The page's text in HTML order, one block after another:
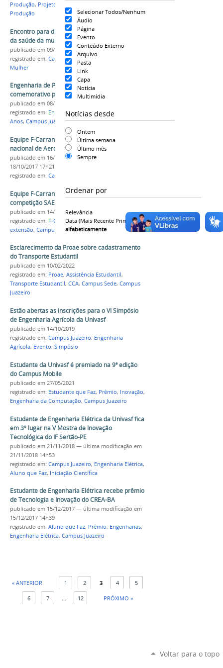
Selecionar Todos/Nenhum
Áudio
Página
Evento
Conteúdo Externo
Arquivo
Pasta
Link
Capa
Notícia
Multimídia
Notícias desde
Ontem
Última semana
Último mês
Sempre
Ordenar por
Relevância
Data (mais Recente Primeiro)
alfabeticamente
Produção, Projeto de Extensão
Produção
Encontro para discutir prevenção e segurança
da saúde da mulher começa hoje (9) na Univasf
publicado em 09/10/2018
registrado em: Campus Juazeiro , Evento
Mulher
Engenharia de Produção realiza evento
comemorativo pelos 15 anos do curso
publicado em 08/11/2019
registrado em: Engenharia de Produção,
Anos, Campus Juazeiro
Equipe F-Carranca participará de competição
nacional de AeroDesign
publicado em 16/10/2017 —última modificação
18/10/2017 17h21
registrado em: Campus Juazeiro
Equipe F-Carranca participou da 19ª edição da
competição SAE-Brasil Aero Design
publicado em 14/11/2017
registrado em: F-Carranca, Engenharias,Projeto de
extensão, Campus Juazeiro
Esclarecimento da Proae sobre cadastramento
do Transporte Estudantil
publicado em 10/02/2022
registrado em: Proae, Assistência Estudantil,
Transporte Estudantil, CCA, Campus Sede, Campus
Juazeiro
Estão abertas as inscrições para o VI Simpósio
de Engenharia Agrícola da Univasf
publicado em 14/10/2019
registrado em: Campus Juazeiro, Engenharia
Agrícola, Evento, Simpósio
Estudante da Univasf é premiado na 9ª edição
do Campus Mobile
publicado em 27/05/2021
registrado em: Estudante que Faz, Prêmio, Inovação,
Engenharia da Computação, Campus Juazeiro
Estudante de Engenharia Elétrica da Univasf fica
em 3º lugar na V Mostra de Inovação
Tecnológica do IF Sertão-PE
publicado em 21/11/2018 — última modificação em
21/11/2018 14h53
registrado em: Campus Juazeiro, Engenharia Elétrica,
Aluno que Faz, Iniciação Científica
Estudante de Engenharia Elétrica recebe prêmio
de Tecnologia e Inovação do CREA-BA
publicado em 15/12/2017 — última modificação em
15/12/2017 14h39
registrado em: Aluno que Faz, Prêmio, Engenharias,
Engenharia Elétrica, Campus Juazeiro
« ANTERIOR 1 2 3 4 5
6 7 ... 12 PRÓXIMO »
Voltar para o topo